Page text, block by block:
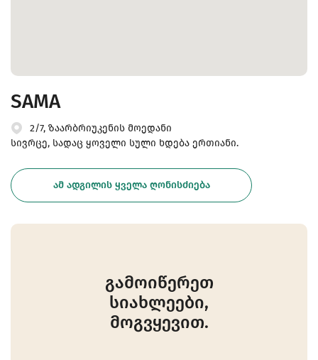
SAMA
2/7, ზაარბრიუკენის მოედანი
სივრცე, სადაც ყოველი სული ხდება ერთიანი.
ᲐᲛ ᲐᲓᲒᲘᲚᲘᲡ ᲧᲕᲔᲚᲐ ᲦᲝᲜᲘᲡᲫᲘᲔᲑᲐ
გამოიწერეთ
სიახლეები,
მოგვყევით.